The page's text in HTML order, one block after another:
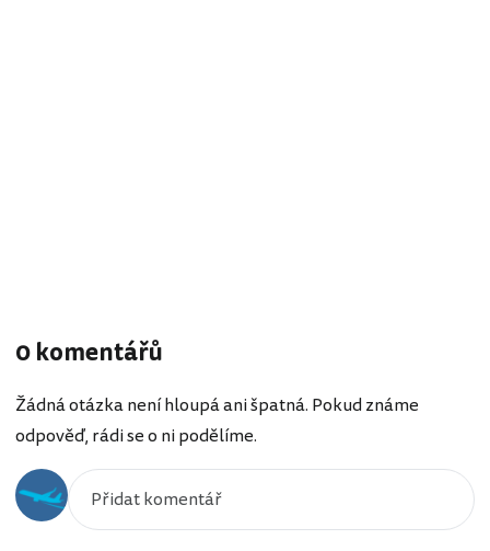
0 komentářů
Žádná otázka není hloupá ani špatná. Pokud známe
odpověď, rádi se o ni podělíme.